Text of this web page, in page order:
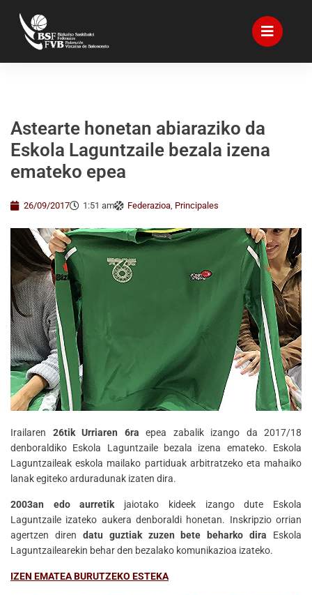
Astearte honetan abiaraziko da
Eskola Laguntzaile bezala izena
emateko epea
26/09/2017 1:51 am Federazioa, Principales
Irailaren 26tik Urriaren 6ra epea zabalik izango da 2017/18
denboraldiko Eskola Laguntzaile bezala izena emateko. Eskola
Laguntzaileak eskola mailako partiduak arbitratzeko eta mahaiko
lanak egiteko arduradunak izaten dira.
2003an edo aurretik jaiotako kideek izango dute Eskola
Laguntzaile izateko aukera denboraldi honetan. Inskripzio orrian
agertzen diren datu guztiak zuzen bete beharko dira Eskola
Laguntzailearekin behar den bezalako komunikazioa izateko.
IZEN EMATEA BURUTZEKO ESTEKA